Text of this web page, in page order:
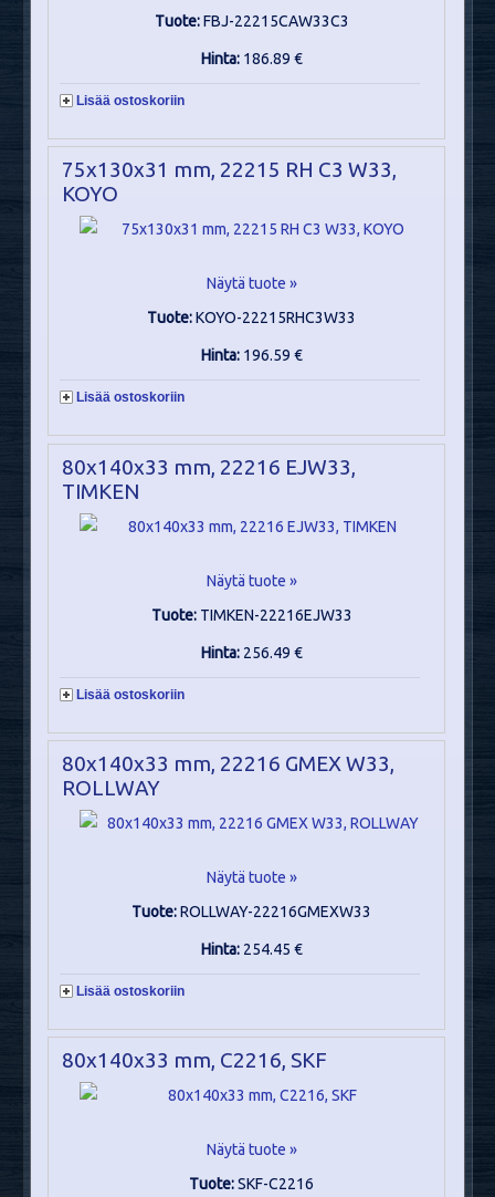
Tuote:FBJ-22215CAW33C3
Hinta: 186.89 €
Lisää ostoskoriin
75x130x31 mm, 22215 RH C3 W33,
KOYO
Näytä tuote »
Tuote:KOYO-22215RHC3W33
Hinta: 196.59 €
Lisää ostoskoriin
80x140x33 mm, 22216 EJW33,
TIMKEN
Näytä tuote »
Tuote: TIMKEN-22216EJW33
Hinta: 256.49 €
Lisää ostoskoriin
80x140x33 mm, 22216 GMEX W33,
ROLLWAY
Näytä tuote »
Tuote:ROLLWAY-22216GMEXW33
Hinta: 254.45 €
Lisää ostoskoriin
80x140x33 mm, C2216, SKF
Näytä tuote »
Tuote:SKF-C2216